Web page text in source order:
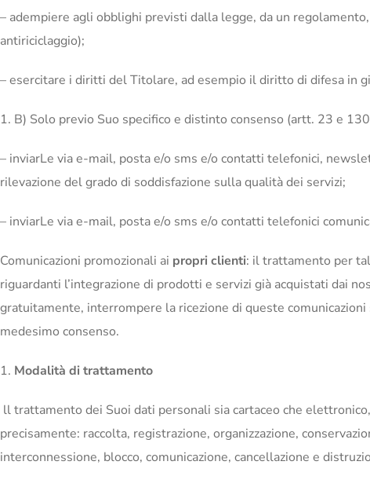
– adempiere agli obblighi previsti dalla legge, da un
antiriciclaggio);
– esercitare i diritti del Titolare, ad esempio il diritto di difesa in
B) Solo previo Suo specifico e distinto consenso (artt. 23 e
– inviarLe via e-mail, posta e/o sms e/o contatti telefonici,
rilevazione del grado di soddisfazione sulla qualità dei servizi;
– inviarLe via e-mail, posta e/o sms e/o contatti telefonici
Comunicazioni promozionali ai propri clienti: il trattamento per
riguardanti l’integrazione di prodotti e servizi già acquistati dai
gratuitamente, interrompere la ricezione di queste
medesimo consenso.
Modalità di trattamento
ll trattamento dei Suoi dati personali sia cartaceo che
precisamente: raccolta, registrazione, organizzazione,
interconnessione, blocco, comunicazione, cancellazione e